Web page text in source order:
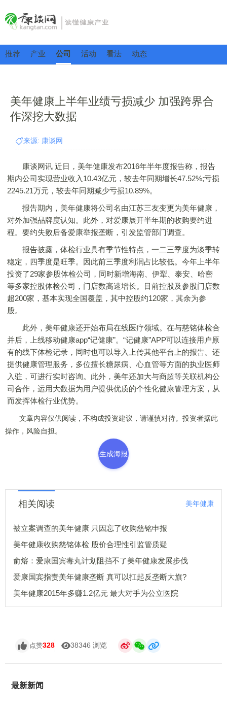
推荐 产业 公司 活动 看法 动态
美年健康上半年业绩亏损减少 加强跨界合
作深挖大数据
来源: 康谈网
康谈网讯 近日，美年健康发布2016年半年度报告称，报告
期内公司实现营业收入10.43亿元，较去年同期增长47.52%;亏损
2245.21万元，较去年同期减少亏损10.89%。
报告期内，美年健康将公司名由江苏三友变更为美年健康，
对外加强品牌度认知。此外，对爱康展开半年期的收购要约进
程。要约失败后备爱康举报垄断，引发监管部门调查。
报告披露，体检行业具有季节性特点，一二三季度为淡季转
稳定，四季度是旺季。因此前三季度利润占比较低。今年上半年
投资了29家参股体检公司，同时新增海南、伊犁、泰安、哈密
等多家控股体检公司，门店数高速增长。目前控股及参股门店数
超200家，基本实现全国覆盖，其中控股约120家，其余为参
股。
此外，美年健康还开始布局在线医疗领域。在与慈铭体检合
并后，上线移动健康app“记健康”。“记健康”APP可以连接用户原
有的线下体检记录，同时也可以导入上传其他平台上的报告。还
提供健康管理服务，多位擅长糖尿病、心血管等方面的执业医师
入驻，可进行实时咨询。此外，美年还加大与商超等关联机构公
司合作，运用大数据为用户提供优质的个性化健康管理方案，从
而发挥体检行业优势。
文章内容仅供阅读，不构成投资建议，请谨慎对待。投资者据此
操作，风险自担。
生成海报
相关阅读 美年健康
被立案调查的美年健康 只因忘了收购慈铭申报
美年健康收购慈铭体检 股价合理性引监管质疑
俞熔：爱康国宾毒丸计划阻挡不了美年健康发展步伐
爱康国宾指责美年健康垄断 真可以扛起反垄断大旗?
美年健康2015年多赚1.2亿元 最大对手为公立医院
点赞328 38346 浏览
最新新闻